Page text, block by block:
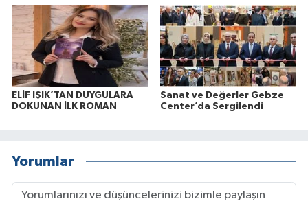
ELİF IŞIK’TAN DUYGULARA
DOKUNAN İLK ROMAN
Sanat ve Değerler Gebze
Center’da Sergilendi
Yorumlar